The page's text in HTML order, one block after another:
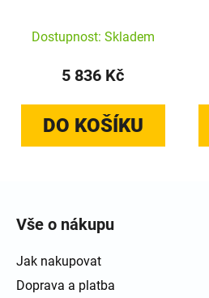
Dostupnost: Skladem
5 836 Kč
DO KOŠÍKU
Vše o nákupu
Jak nakupovat
Doprava a platba